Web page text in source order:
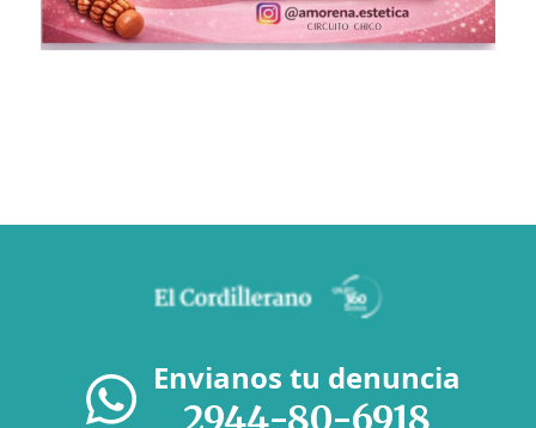
Envianos tu denuncia
2944-80-6918